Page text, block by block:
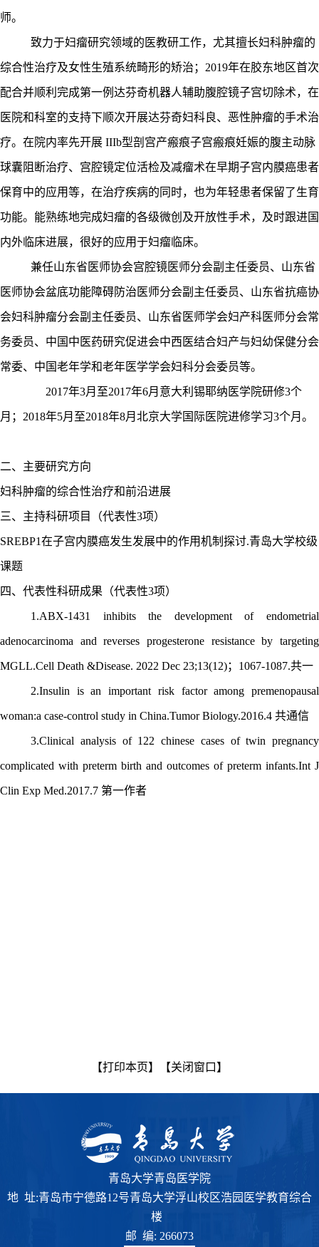
师。
致力于妇瘤研究领域的医教研工作，尤其擅长妇科肿瘤的
综合性治疗及女性生殖系统畸形的矫治； 2019年在胶东地区首次
配合并顺利完成第一例达芬奇机器人辅助腹腔镜子宫切除术，在
医院和科室的支持下顺次开展达芬奇妇科良、恶性肿瘤的手术治
疗。在院内率先开展 IIIb型剖宫产瘢痕子宫瘢痕妊娠的腹主动脉
球囊阻断治疗、宫腔镜定位活检及减瘤术在早期子宫内膜癌患者
保育中的应用等，在治疗疾病的同时，也为年轻患者保留了生育
功能。能熟练地完成妇瘤的各级微创及开放性手术，及时跟进国
内外临床进展，很好的应用于妇瘤临床。
兼任山东省医师协会宫腔镜医师分会副主任委员、山东省
医师协会盆底功能障碍防治医师分会副主任委员、山东省抗癌协
会妇科肿瘤分会副主任委员、山东省医师学会妇产科医师分会常
务委员、中国中医药研究促进会中西医结合妇产与妇幼保健分会
常委、中国老年学和老年医学学会妇科分会委员等。
2017年3月至2017年6月意大利锡耶纳医学院研修3个
月；2018年5月至2018年8月北京大学国际医院进修学习3个月。
二、主要研究方向
妇科肿瘤的综合性治疗和前沿进展
三、主持科研项目（代表性3项）
SREBP1在子宫内膜癌发生发展中的作用机制探讨.青岛大学校级
课题
四、 代表性科研成果（代表性3项）
1.ABX-1431 inhibits the development of endometrial
adenocarcinoma and reverses progesterone resistance by targeting
MGLL.Cell Death &Disease. 2022 Dec 23;13(12)；1067-1087.共一
2.Insulin is an important risk factor among premenopausal
woman:a case-control study in China.Tumor Biology.2016.4 共通信
3.Clinical analysis of 122 chinese cases of twin pregnancy
complicated with preterm birth and outcomes of preterm infants.Int J
Clin Exp Med.2017.7 第一作者
【打印本页】 【关闭窗口】
青岛大学青岛医学院
地 址:青岛市宁德路12号青岛大学浮山校区浩园医学教育综合
楼
邮 编: 266073